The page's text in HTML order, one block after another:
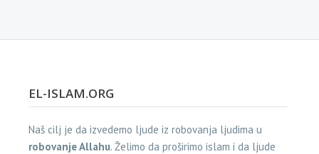
EL-ISLAM.ORG
Naš cilj je da izvedemo ljude iz robovanja ljudima u
robovanje Allahu. Želimo da proširimo islam i da ljude